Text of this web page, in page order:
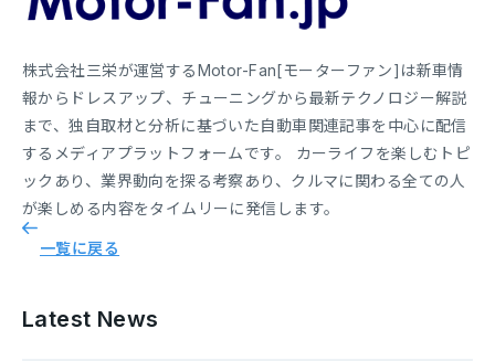
株式会社三栄が運営するMotor-Fan[モーターファン]は新車情
報からドレスアップ、チューニングから最新テクノロジー解説
まで、独自取材と分析に基づいた自動車関連記事を中心に配信
するメディアプラットフォームです。 カーライフを楽しむトピ
ックあり、業界動向を探る考察あり、クルマに関わる全ての人
が楽しめる内容をタイムリーに発信します。
一覧に戻る
Latest News